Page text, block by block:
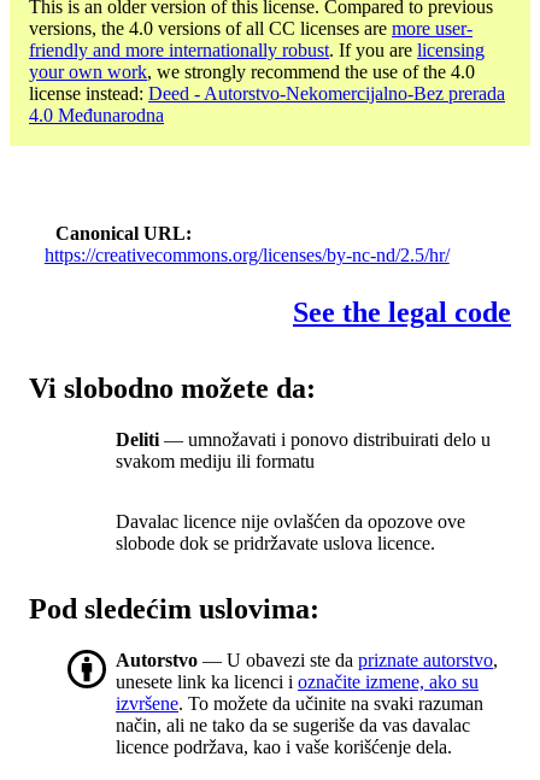
This is an older version of this license. Compared to previous
versions, the 4.0 versions of all CC licenses are more user-
friendly and more internationally robust. If you are licensing
your own work, we strongly recommend the use of the 4.0
license instead: Deed - Autorstvo-Nekomercijalno-Bez prerada
4.0 Međunarodna
Canonical URL
https://creativecommons.org/licenses/by-nc-nd/2.5/hr/
See the legal code
Vi slobodno možete da:
Deliti — umnožavati i ponovo distribuirati delo u
svakom mediju ili formatu
Davalac licence nije ovlašćen da opozove ove
slobode dok se pridržavate uslova licence.
Pod sledećim uslovima:
Autorstvo — U obavezi ste da priznate autorstvo,
unesete link ka licenci i označite izmene, ako su
izvršene. To možete da učinite na svaki razuman
način, ali ne tako da se sugeriše da vas davalac
licence podržava, kao i vaše korišćenje dela.